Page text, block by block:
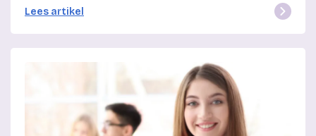
Lees artikel